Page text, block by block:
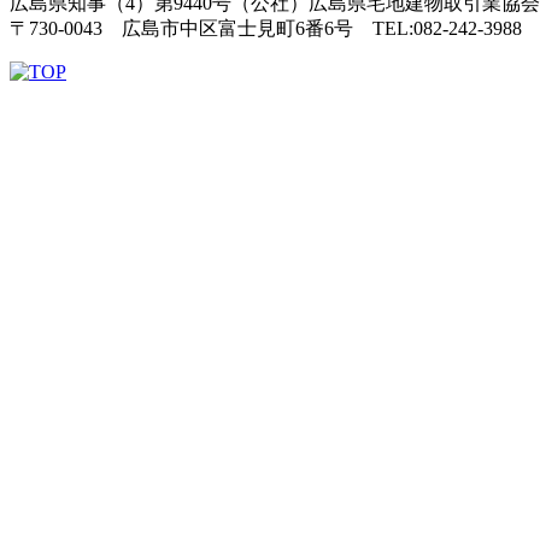
〒730-0043 広島市中区富士見町6番6号 TEL:082-242-3988